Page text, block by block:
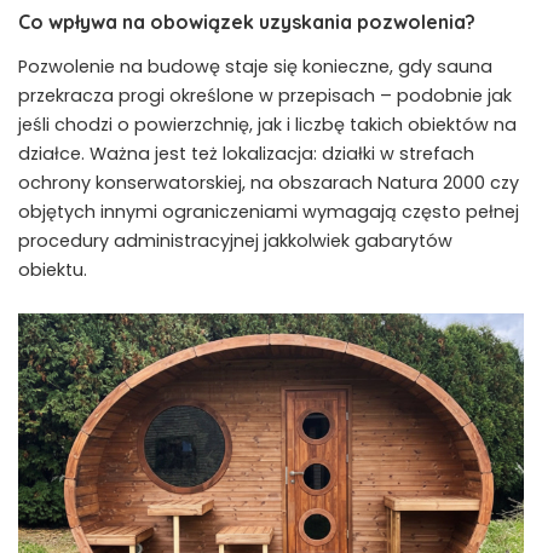
Co wpływa na obowiązek uzyskania pozwolenia?
Pozwolenie na budowę staje się konieczne, gdy sauna
przekracza progi określone w przepisach – podobnie jak
jeśli chodzi o powierzchnię, jak i liczbę takich obiektów na
działce. Ważna jest też lokalizacja: działki w strefach
ochrony konserwatorskiej, na obszarach Natura 2000 czy
objętych innymi ograniczeniami wymagają często pełnej
procedury administracyjnej jakkolwiek gabarytów
obiektu.